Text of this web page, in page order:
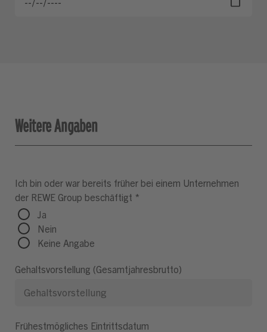
Weitere Angaben
Ich bin oder war bereits früher bei einem Unternehmen
der REWE Group beschäftigt *
Ja
Nein
Keine Angabe
Gehaltsvorstellung (Gesamtjahresbrutto)
Frühestmögliches Eintrittsdatum